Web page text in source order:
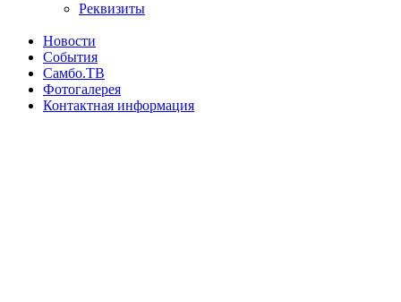
Реквизиты
Новости
События
Самбо.ТВ
Фотогалерея
Контактная информация